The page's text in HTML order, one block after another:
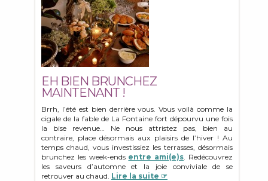
EH BIEN BRUNCHEZ
MAINTENANT !
Brrh, l’été est bien derrière vous. Vous voilà comme la
cigale de la fable de La Fontaine fort dépourvu une fois
la bise revenue… Ne nous attristez pas, bien au
contraire, place désormais aux plaisirs de l’hiver ! Au
temps chaud, vous investissiez les terrasses, désormais
brunchez les week-ends entre ami(e)s. Redécouvrez
les saveurs d’automne et la joie conviviale de se
retrouver au chaud. Lire la suite ☞